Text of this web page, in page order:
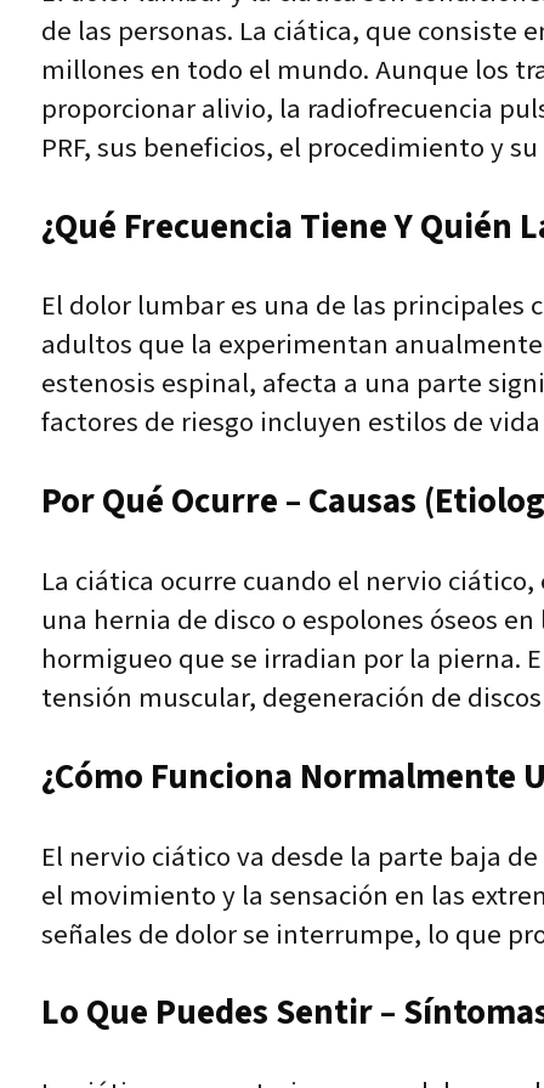
de las personas. La ciática, que consiste
millones en todo el mundo. Aunque los
proporcionar alivio, la radiofrecuencia
PRF, sus beneficios, el procedimiento y
¿Qué Frecuencia Tiene Y Quién
El dolor lumbar es una de las principales
adultos que la experimentan
estenosis espinal, afecta a una parte
factores de riesgo incluyen estilos de
Por Qué Ocurre – Causas
La ciática ocurre cuando el nervio
una hernia de disco o espolones óseos
hormigueo que se irradian por la pierna.
tensión muscular, degeneración de
¿Cómo Funciona Normalmente
El nervio ciático va desde la parte baja
el movimiento y la sensación en las
señales de dolor se interrumpe, lo que
Lo Que Puedes Sentir –